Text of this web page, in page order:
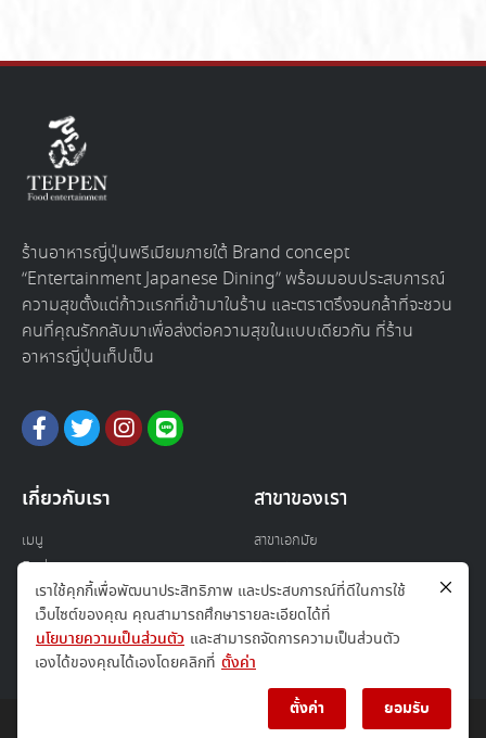
ร้านอาหารญี่ปุ่นพรีเมียมภายใต้ Brand concept
“Entertainment Japanese Dining” พร้อมมอบประสบการณ์
ความสุขตั้งแต่ก้าวแรกที่เข้ามาในร้าน และตราตรึงจนกล้าที่จะชวน
คนที่คุณรักกลับมาเพื่อส่งต่อความสุขในแบบเดียวกัน ที่ร้าน
อาหารญี่ปุ่นเท็ปเป็น
เกี่ยวกับเรา
เมนู
ติดต่อเรา
เกี่ยวกับเรา
ทำงานกับเรา
สาขาของเรา
สาขาเอกมัย
สาขาสาทร
สาขาไอคอนสยาม
สาขาดองกิมอลล์
สาขาโทกะ สีลม
COPYRIGHT © 2020 TEPPEN BANGKOK ALL RIGHT RESERVED
เราใช้คุกกี้เพื่อพัฒนาประสิทธิภาพ และประสบการณ์ที่ดีในการใช้
เว็บไซต์ของคุณ คุณสามารถศึกษารายละเอียดได้ที่
นโยบายความเป็นส่วนตัว และสามารถจัดการความเป็นส่วนตัว
เองได้ของคุณได้เองโดยคลิกที่ ตั้งค่า
ตั้งค่า ยอมรับ